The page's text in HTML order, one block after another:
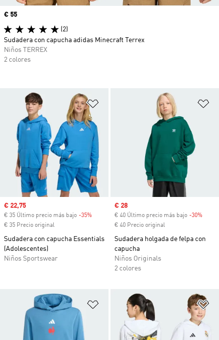
Añadir a la lista de deseos
Precio de venta
€ 22,75
€ 35 Último precio más bajo -35% Descuento
€ 35 Precio original
Sudadera con capucha Essentials
(Adolescentes)
Niños Sportswear
Precio de venta
€ 28
€ 40 Último precio más bajo -30%
€ 40 Precio original
Sudadera holgada de felpa con
capucha
Niños Originals
2 colores
Añadir a la lista de deseos
Precio
€ 55
(2)
Sudadera con capucha adidas Minecraft Terrex
Niños TERREX
2 colores